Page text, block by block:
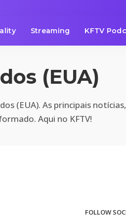
Streaming KFTV
(EUA)
(EUA). As principais notícias,
Aqui no KFTV!
FOLLOW